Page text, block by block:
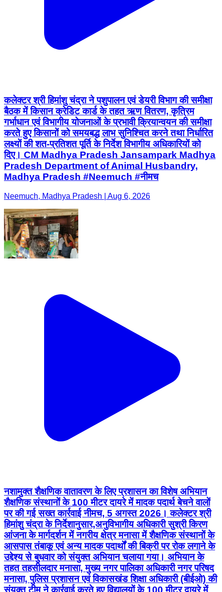
कलेक्टर श्री हिमांशु चंद्रा ने पशुपालन एवं डेयरी विभाग की समीक्षा
दिए। CM Madhya Pradesh Jansampark Madhya
Pradesh Department of Animal Husbandry,
Madhya Pradesh #Neemuch #नीमच
Neemuch, Madhya Pradesh | Aug 6, 2026
नशामुक्त शैक्षणिक वातावरण के लिए प्रशासन का विशेष अभियान
शैक्षणिक संस्थानों के 100 मीटर दायरे में मादक पदार्थ बेचने वालों
आसपास तंबाकू एवं अन्य मादक पदार्थों की बिक्री पर रोक लगाने के
उद्देश्य से बुधवार को संयुक्त अभियान चलाया गया। अभियान के
तहत तहसीलदार मनासा, मुख्य नगर पालिका अधिकारी नगर परिषद
मनासा, पुलिस प्रशासन एवं विकासखंड शिक्षा अधिकारी (बीईओ) की
संयुक्त टीम ने कार्रवाई करते हुए विद्यालयों के 100 मीटर दायरे में
तंबाकू उत्पाद बेचने वाले प्रतिष्ठानों पर वैधानिक कार्रवाई की।
संयुक्त दल ने शासकीय कन्या उच्चतर माध्यमिक विद्यालय मनासा
एवं उत्कृष्ट विद्यालय मनासा के 100 मीटर की परिधि का निरीक्षण
किया।निरीक्षण के दौरान तंबाकू, गुटखा एवं बीड़ी जैसे उत्पादों का
विक्रय करते पाए जाने पर संबंधित सामग्री जब्त करते हुए प्रत्येक